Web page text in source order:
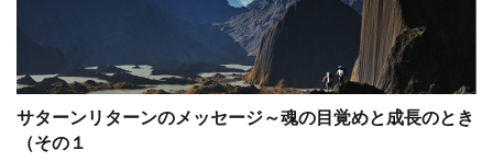
サターンリターンのメッセージ～魂の目覚めと成長のとき
（その１